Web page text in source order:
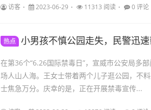
访客 2023-06-29 11313 阅读 0 评论
热点 小男孩不慎公园走失，民警迅
在第36个“6.26国际禁毒日”，宣威市公安局多
场人山人海。王女士带着两个儿子逛公园，不
士焦急万分。庆幸的是，正在开展禁毒宣传...